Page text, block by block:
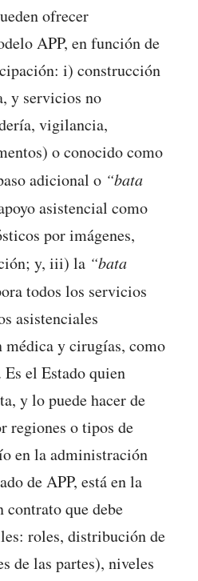
ofrecer
APP, en función de
i) construcción
y servicios no
vigilancia,
o conocido como
adicional o “bata
asistencial como
por imágenes,
y, iii) la “bata
todos los servicios
asistenciales
médica y cirugías, como
el Estado quien
y lo puede hacer de
regiones o tipos de
en la administración
de APP, está en la
contrato que debe
roles, distribución de
de las partes), niveles